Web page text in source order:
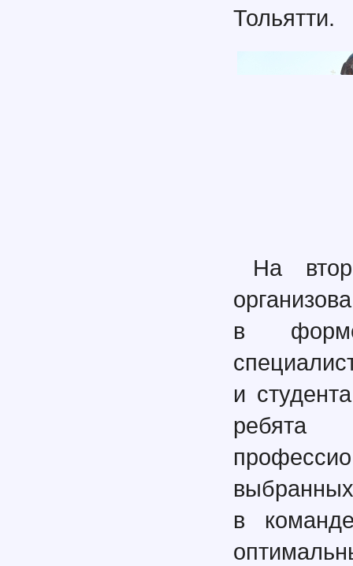
Тольятти.
На
в
и
в